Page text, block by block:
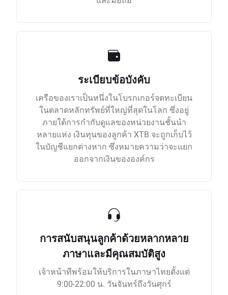
ระเบียบข้อบังคับ
เครือของเราเป็นหนึ่งในโบรกเกอร์จดทะเบียน
ในตลาดหลักทรัพย์ที่ใหญ่ที่สุดในโลก ซึ่งอยู่
ภายใต้การกำกับดูแลของหน่วยงานชั้นนำ
หลายแห่ง เงินทุนของลูกค้า XTB จะถูกเก็บไว้
ในบัญชีแยกต่างหาก ซึ่งหมายความว่าจะแยก
ออกจากเงินขององค์กร
การสนับสนุนลูกค้าด้วยหลากหลาย
ภาษาและมีคุณสมบัติสูง
เจ้าหน้าทีพร้อมให้บริการในภาษาไทยตั้งแต่
9:00-22:00 น. วันจันทร์ถึงวันศุกร์